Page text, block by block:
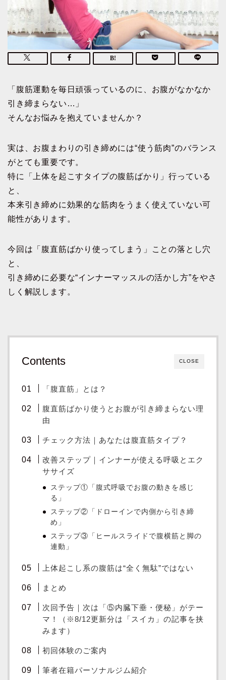
「腹筋運動を毎日頑張っているのに、お腹がなかなか
引き締まらない…」
そんなお悩みを抱えていませんか？
実は、お腹まわりの引き締めには“使う筋肉”のバランス
がとても重要です。
特に「上体を起こすタイプの腹筋ばかり」行っている
と、
本来引き締めに効果的な筋肉をうまく使えていない可
能性があります。
今回は「腹直筋ばかり使ってしまう」ことの落とし穴
と、
引き締めに必要な“インナーマッスルの活かし方”をやさ
しく解説します。
CLOSE
Contents
「腹直筋」とは？
腹直筋ばかり使うとお腹が引き締まらない理
由
チェック方法｜あなたは腹直筋タイプ？
改善ステップ｜インナーが使える呼吸とエク
ササイズ
ステップ①「腹式呼吸でお腹の動きを感じ
る」
ステップ②「ドローインで内側から引き締
め」
ステップ③「ヒールスライドで腹横筋と脚の
連動」
上体起こし系の腹筋は“全く無駄”ではない
まとめ
次回予告｜次は「⑤内臓下垂・便秘」がテー
マ！（※8/12更新分は「スイカ」の記事を挟
みます）
初回体験のご案内
筆者在籍パーソナルジム紹介